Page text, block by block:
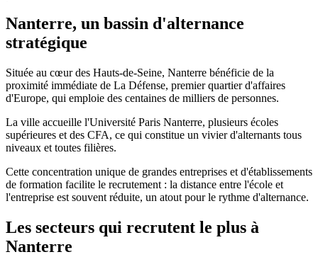
Nanterre, un bassin d'alternance
stratégique
Située au cœur des Hauts-de-Seine, Nanterre bénéficie de la
proximité immédiate de La Défense, premier quartier d'affaires
d'Europe, qui emploie des centaines de milliers de personnes.
La ville accueille l'Université Paris Nanterre, plusieurs écoles
supérieures et des CFA, ce qui constitue un vivier d'alternants tous
niveaux et toutes filières.
Cette concentration unique de grandes entreprises et d'établissements
de formation facilite le recrutement : la distance entre l'école et
l'entreprise est souvent réduite, un atout pour le rythme d'alternance.
Les secteurs qui recrutent le plus à
Nanterre